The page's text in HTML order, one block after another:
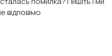
відповімо